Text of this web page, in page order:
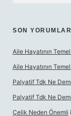
SON YORUMLAR
Aile Hayatının
Aile Hayatının
Palyatif Tdk Ne
Palyatif Tdk Ne
Çelik Neden Önemli